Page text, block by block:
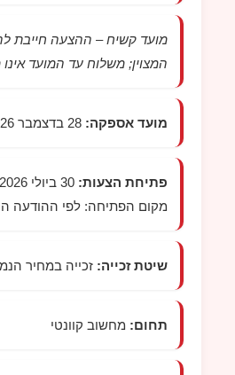
מועד קשיח – ההצעה חייבת
המצוין; משלוח עד המועד אינו
מועד אספקה:28 בדצמבר 2026
פתיחת הצעות:
מקום הפתיחה: לפי ההודעה
שיטת זכייה:זכייה במחיר
תחום:מחשוב קוונטי